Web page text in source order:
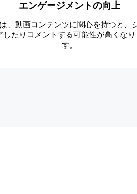
エンゲージメントの向上
、動画コンテンツに関心を持つと、
したりコメントする可能性が高くなり
す。